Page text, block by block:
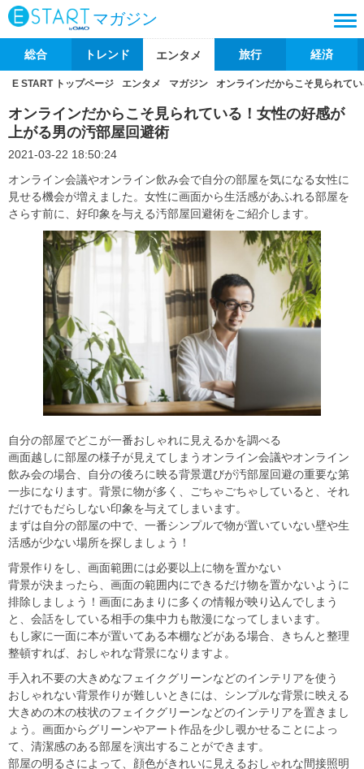
マガジン
総合 トレンド エンタメ 旅行 経済
E START トップページ エンタメ マガジン オンラインだからこそ見られて
オンラインだからこそ見られている！女性の好感が
上がる男の汚部屋回避術
2021-03-22 18:50:24
オンライン会議やオンライン飲み会で自分の部屋を気になる女性に
見せる機会が増えました。女性に画面から生活感があふれる部屋を
さらす前に、好印象を与える汚部屋回避術をご紹介します。
自分の部屋でどこが一番おしゃれに見えるかを調べる
画面越しに部屋の様子が見えてしまうオンライン会議やオンライン
飲み会の場合、自分の後ろに映る背景選びが汚部屋回避の重要な第
一歩になります。背景に物が多く、ごちゃごちゃしていると、それ
だけでもだらしない印象を与えてしまいます。
まずは自分の部屋の中で、一番シンプルで物が置いていない壁や生
活感が少ない場所を探しましょう！
背景作りをし、画面範囲には必要以上に物を置かない
背景が決まったら、画面の範囲内にできるだけ物を置かないように
排除しましょう！画面にあまりに多くの情報が映り込んでしまう
と、会話をしている相手の集中力も散漫になってしまいます。
もし家に一面に本が置いてある本棚などがある場合、きちんと整理
整頓すれば、おしゃれな背景になりますよ。
手入れ不要の大きめなフェイクグリーンなどのインテリアを使う
おしゃれない背景作りが難しいときには、シンプルな背景に映える
大きめの木の枝状のフェイクグリーンなどのインテリアを置きまし
ょう。画面からグリーンやアート作品を少し覗かせることによっ
て、清潔感のある部屋を演出することができます。
部屋の明るさによって、顔色がきれいに見えるおしゃれな間接照明